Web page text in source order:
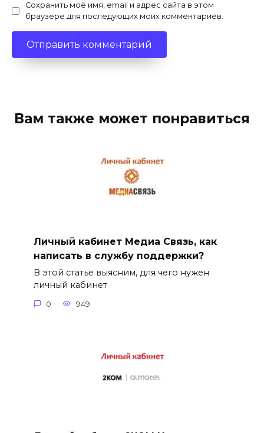
Сохранить моё имя, email и адрес сайта в этом
браузере для последующих моих комментариев.
Вам также может понравиться
Личный кабинет Медиа Связь, как
написать в службу поддержки?
В этой статье выясним, для чего нужен
личный кабинет
0 949